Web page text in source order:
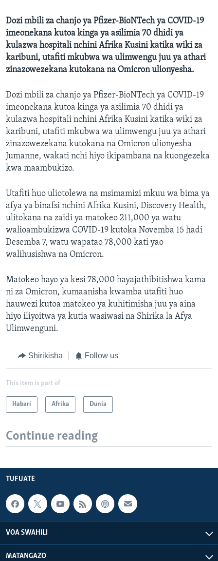
Dozi mbili za chanjo ya Pfizer-BioNTech ya COVID-19
imeonekana kutoa kinga ya asilimia 70 dhidi ya
kulazwa hospitali nchini Afrika Kusini katika wiki za
karibuni, utafiti mkubwa wa ulimwengu juu ya athari
zinazowezekana kutokana na Omicron ulionyesha.
Dozi mbili za chanjo ya Pfizer-BioNTech ya COVID-19
imeonekana kutoa kinga ya asilimia 70 dhidi ya
kulazwa hospitali nchini Afrika Kusini katika wiki za
karibuni, utafiti mkubwa wa ulimwengu juu ya athari
zinazowezekana kutokana na Omicron ulionyesha
Jumanne, wakati nchi hiyo ikipambana na kuongezeka
kwa maambukizo.
Utafiti huo uliotolewa na msimamizi mkuu wa bima ya
afya ya binafsi nchini Afrika Kusini, Discovery Health,
ulitokana na zaidi ya matokeo 211,000 ya watu
walioambukizwa COVID-19 kutoka Novemba 15 hadi
Desemba 7, watu wapatao 78,000 kati yao
walihusishwa na Omicron.
Matokeo hayo ya kesi 78,000 hayajathibitishwa kama
ni za Omicron, kumaanisha kwamba utafiti huo
hauwezi kutoa matokeo ya kuhitimisha juu ya aina
hiyo iliyoitwa ya kutia wasiwasi na Shirika la Afya
Ulimwenguni.
Shirikisha Follow us
This item is part of
Habari Afrika Dunia
Continue reading
TUFUATE
VOA SWAHILI
MATANGAZO